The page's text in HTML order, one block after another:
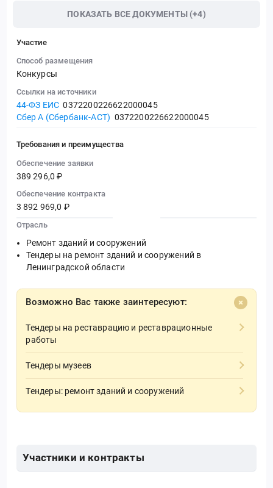
ПОКАЗАТЬ ВСЕ ДОКУМЕНТЫ (+4)
Участие
Способ размещения
Конкурсы
Ссылки на источники
44-ФЗ ЕИС 0372200226622000045
Сбер А (Сбербанк-АСТ) 0372200226622000045
Требования и преимущества
Обеспечение заявки
389 296,0 ₽
Обеспечение контракта
3 892 969,0 ₽
Отрасль
Ремонт зданий и сооружений
Тендеры на ремонт зданий и сооружений в
Ленинградской области
Возможно Вас также заинтересуют:
Тендеры на реставрацию и реставрационные
работы
Тендеры музеев
Тендеры: ремонт зданий и сооружений
Участники и контракты